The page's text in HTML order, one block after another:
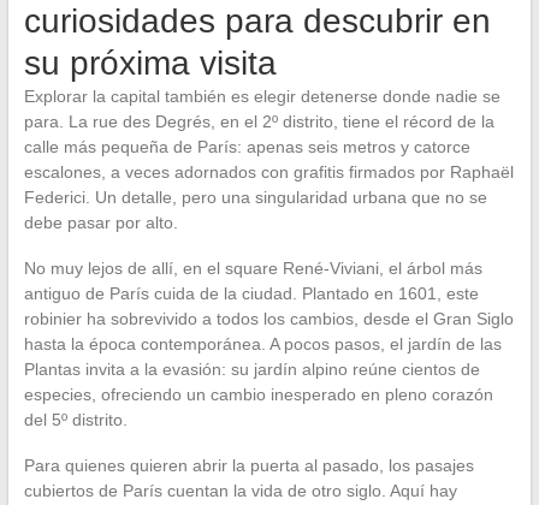
curiosidades para descubrir en
su próxima visita
Explorar la capital también es elegir detenerse donde nadie se
para. La rue des Degrés, en el 2º distrito, tiene el récord de la
calle más pequeña de París: apenas seis metros y catorce
escalones, a veces adornados con grafitis firmados por Raphaël
Federici. Un detalle, pero una singularidad urbana que no se
debe pasar por alto.
No muy lejos de allí, en el square René-Viviani, el árbol más
antiguo de París cuida de la ciudad. Plantado en 1601, este
robinier ha sobrevivido a todos los cambios, desde el Gran Siglo
hasta la época contemporánea. A pocos pasos, el jardín de las
Plantas invita a la evasión: su jardín alpino reúne cientos de
especies, ofreciendo un cambio inesperado en pleno corazón
del 5º distrito.
Para quienes quieren abrir la puerta al pasado, los pasajes
cubiertos de París cuentan la vida de otro siglo. Aquí hay